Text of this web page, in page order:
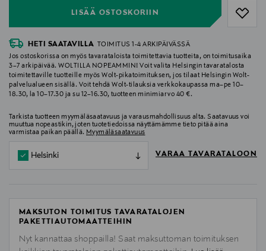
LISÄÄ OSTOSKORIIN
HETI SAATAVILLA
TOIMITUS 1-4 ARKIPÄIVÄSSÄ
Jos ostoskorissa on myös tavarataloista toimitettavia tuotteita, on toimitusaika
3–7 arkipäivää. WOLTILLA NOPEAMMIN! Voit valita Helsingin tavaratalosta
toimitettaville tuotteille myös Wolt-pikatoimituksen, jos tilaat Helsingin Wolt-
palvelualueen sisällä. Voit tehdä Wolt-tilauksia verkkokaupassa ma–pe 10–
18.30, la 10–17.30 ja su 12–16.30, tuotteen minimiarvo 40 €.
Tarkista tuotteen myymäläsaatavuus ja varausmahdollisuus alta. Saatavuus voi
muuttua nopeastikin, joten tuotetiedoissa näyttämämme tieto pitää aina
varmistaa paikan päällä. Myymäläsaatavuus
Helsinki VARAA TAVARATALOON
MAKSUTON TOIMITUS TAVARATALOJEN
PAKETTIAUTOMAATTEIHIN
Nyt kannattaa shoppailla! Saat maksuttoman toimituksen